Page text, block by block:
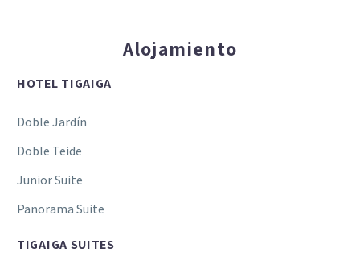
Alojamiento
HOTEL TIGAIGA
Doble Jardín
Doble Teide
Junior Suite
Panorama Suite
TIGAIGA SUITES